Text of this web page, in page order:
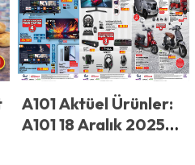
17,50 TL! İşte Güncel
Fiyatlar
A101 Aktüel Ürünler:
A101 18 Aralık 2025